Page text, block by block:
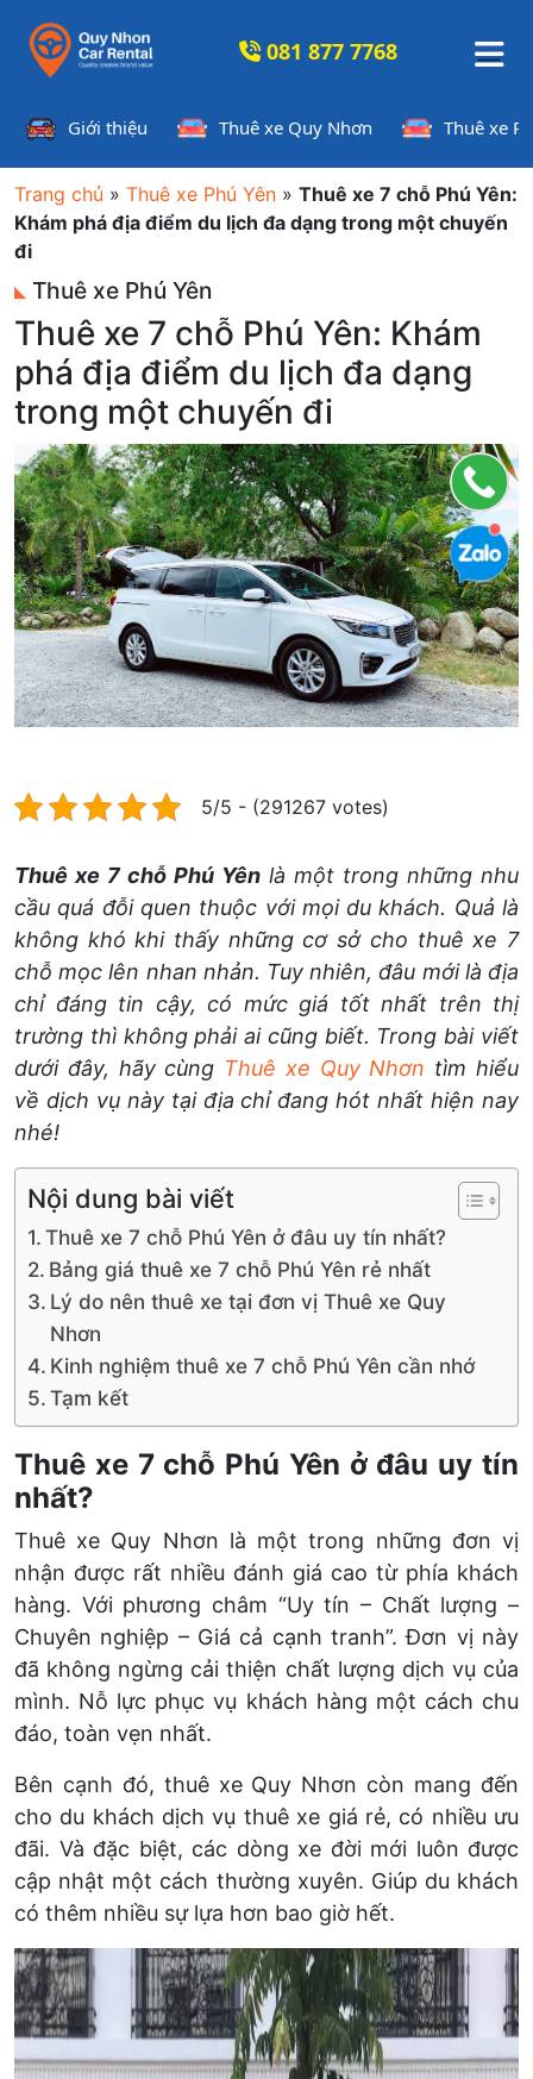
081 877 7768
Giới thiệu Thuê xe Quy Nhơn Thuê xe
Trang chủ » Thuê xe Phú Yên » Thuê xe 7 chỗ Phú Yên:
Khám phá địa điểm du lịch đa dạng trong một chuyến
đi
Thuê xe Phú Yên
Thuê xe 7 chỗ Phú Yên: Khám
phá địa điểm du lịch đa dạng
trong một chuyến đi
5/5 - (291267 votes)
Thuê xe 7 chỗ Phú Yên là một trong những nhu
cầu quá đỗi quen thuộc với mọi du khách. Quả là
không khó khi thấy những cơ sở cho thuê xe 7
chỗ mọc lên nhan nhản. Tuy nhiên, đâu mới là địa
chỉ đáng tin cậy, có mức giá tốt nhất trên thị
trường thì không phải ai cũng biết. Trong bài viết
dưới đây, hãy cùng Thuê xe Quy Nhơn tìm hiểu
về dịch vụ này tại địa chỉ đang hót nhất hiện nay
nhé!
Nội dung bài viết
Thuê xe 7 chỗ Phú Yên ở đâu uy tín nhất?
Bảng giá thuê xe 7 chỗ Phú Yên rẻ nhất
Lý do nên thuê xe tại đơn vị Thuê xe Quy
Nhơn
Kinh nghiệm thuê xe 7 chỗ Phú Yên cần nhớ
Tạm kết
Thuê xe 7 chỗ Phú Yên ở đâu uy tín
nhất?
Thuê xe Quy Nhơn là một trong những đơn vị
nhận được rất nhiều đánh giá cao từ phía khách
hàng. Với phương châm “Uy tín – Chất lượng –
Chuyên nghiệp – Giá cả cạnh tranh”. Đơn vị này
đã không ngừng cải thiện chất lượng dịch vụ của
mình. Nỗ lực phục vụ khách hàng một cách chu
đáo, toàn vẹn nhất.
Bên cạnh đó, thuê xe Quy Nhơn còn mang đến
cho du khách dịch vụ thuê xe giá rẻ, có nhiều ưu
đãi. Và đặc biệt, các dòng xe đời mới luôn được
cập nhật một cách thường xuyên. Giúp du khách
có thêm nhiều sự lựa hơn bao giờ hết.